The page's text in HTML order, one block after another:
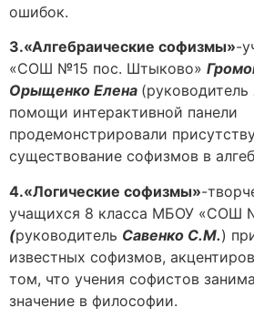
ошибок.
3.«Алгебраические софизмы»-
«СОШ №15 пос. Штыково»
Орыщенко Елена (руководитель
помощи интерактивной панели
продемонстрировали
существование софизмов в
4.«Логические софизмы»-
учащихся 8 класса МБОУ «СОШ
(руководитель Савенко С.М.)
известных софизмов,
том, что учения софистов
значение в философии.